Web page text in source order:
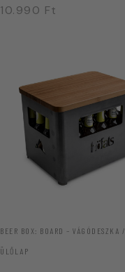
10.990 Ft
BEER BOX: BOARD – VÁGÓDESZKA /
ÜLŐLAP